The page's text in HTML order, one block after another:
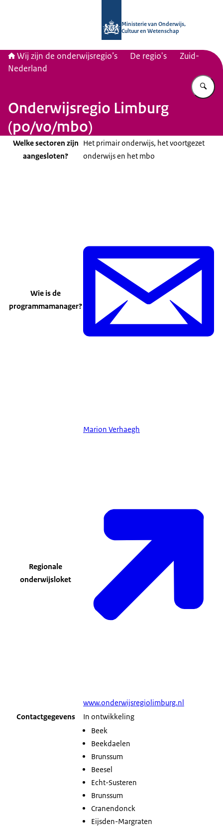
Ministerie van Onderwijs,
Cultuur en Wetenschap
Wij zijn de onderwijsregio’s De regio's
Zuid-
Nederland
Onderwijsregio Limburg
(po/vo/mbo)
Welke sectoren zijn
aangesloten?
Het primair onderwijs, het voortgezet
onderwijs en het mbo
Wie is de
programmamanager?
Marion Verhaegh
Regionale
onderwijsloket
www.onderwijsregiolimburg.nl
Contactgegevens
In ontwikkeling
Beek
Beekdaelen
Brunssum
Beesel
Echt-Susteren
Brunssum
Cranendonck
Eijsden-Margraten